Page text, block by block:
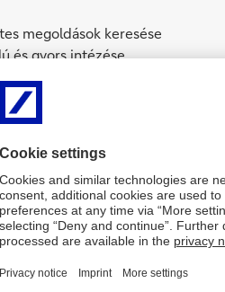
megoldások keresése
és gyors intézése